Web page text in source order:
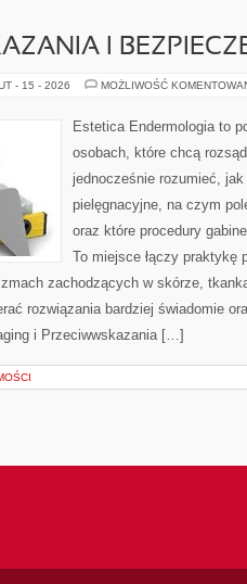
I
- 15 - 2026 MOŻLIWOŚĆ
Estetica Endermologia to
osobach, które chcą
jednocześnie rozumieć, jak
pielęgnacyjne, na czym
oraz które procedury
To miejsce łączy praktykę
zachodzących w skórze,
rozwiązania bardziej świadomie
i Przeciwwskazania […]